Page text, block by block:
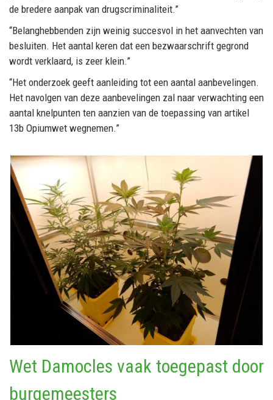
de bredere aanpak van drugscriminaliteit.”
“Belanghebbenden zijn weinig succesvol in het aanvechten van
besluiten. Het aantal keren dat een bezwaarschrift gegrond
wordt verklaard, is zeer klein.”
“Het onderzoek geeft aanleiding tot een aantal aanbevelingen.
Het navolgen van deze aanbevelingen zal naar verwachting een
aantal knelpunten ten aanzien van de toepassing van artikel
13b Opiumwet wegnemen.”
Wet Damocles vaak toegepast door
burgemeesters